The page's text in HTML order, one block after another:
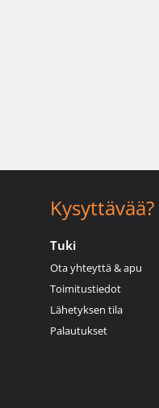
Kysyttävää?
Tuki
Ota yhteyttä & apu
Toimitustiedot
Lähetyksen tila
Palautukset